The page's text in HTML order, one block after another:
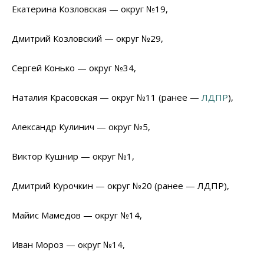
Екатерина Козловская — округ №19,
Дмитрий Козловский — округ №29,
Сергей Конько — округ №34,
Наталия Красовская — округ №11 (ранее — ЛДПР),
Александр Кулинич — округ №5,
Виктор Кушнир — округ №1,
Дмитрий Курочкин — округ №20 (ранее — ЛДПР),
Майис Мамедов — округ №14,
Иван Мороз — округ №14,